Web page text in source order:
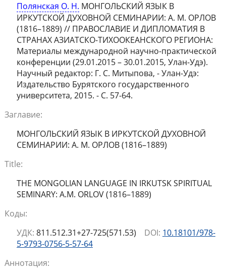
Полянская О. Н. МОНГОЛЬСКИЙ ЯЗЫК В
ИРКУТСКОЙ ДУХОВНОЙ СЕМИНАРИИ: А. М. ОРЛОВ
(1816–1889) // ПРАВОСЛАВИЕ И ДИПЛОМАТИЯ В
СТРАНАХ АЗИАТСКО-ТИХООКЕАНСКОГО РЕГИОНА:
Материалы международной научно-практической
конференции (29.01.2015 – 30.01.2015, Улан-Удэ).
Научный редактор: Г. С. Митыпова, - Улан-Удэ:
Издательство Бурятского государственного
университета, 2015. - С. 57-64.
Заглавие:
МОНГОЛЬСКИЙ ЯЗЫК В ИРКУТСКОЙ ДУХОВНОЙ
СЕМИНАРИИ: А. М. ОРЛОВ (1816–1889)
Title:
THE MONGOLIAN LANGUAGE IN IRKUTSK SPIRITUAL
SEMINARY: A.M. ORLOV (1816–1889)
Коды:
УДК: 811.512.31+27-725(571.53) DOI: 10.18101/978-
5-9793-0756-5-57-64
Аннотация: